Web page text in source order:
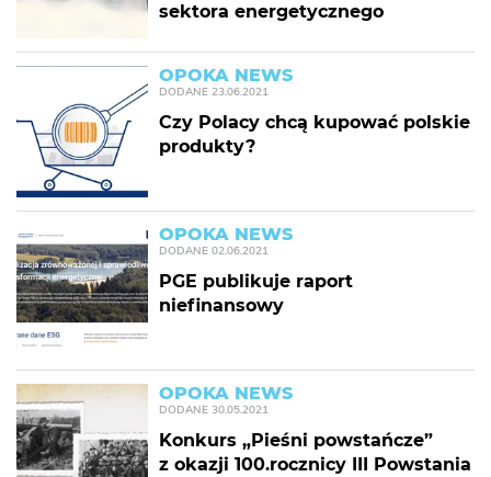
sektora energetycznego
OPOKA NEWS
DODANE 23.06.2021
Czy Polacy chcą kupować polskie
produkty?
OPOKA NEWS
DODANE 02.06.2021
PGE publikuje raport
niefinansowy
OPOKA NEWS
DODANE 30.05.2021
Konkurs „Pieśni powstańcze”
z okazji 100.rocznicy III Powstania